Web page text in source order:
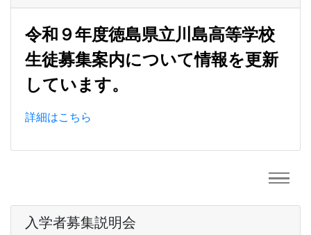
令和９年度徳島県立川島高等学校
生徒募集案内について情報を更新
しています。
詳細はこちら
入学者募集説明会